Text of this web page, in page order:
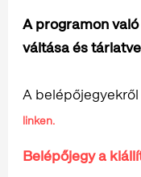
A programon
váltása és
A
linken.
Belépőjegy a